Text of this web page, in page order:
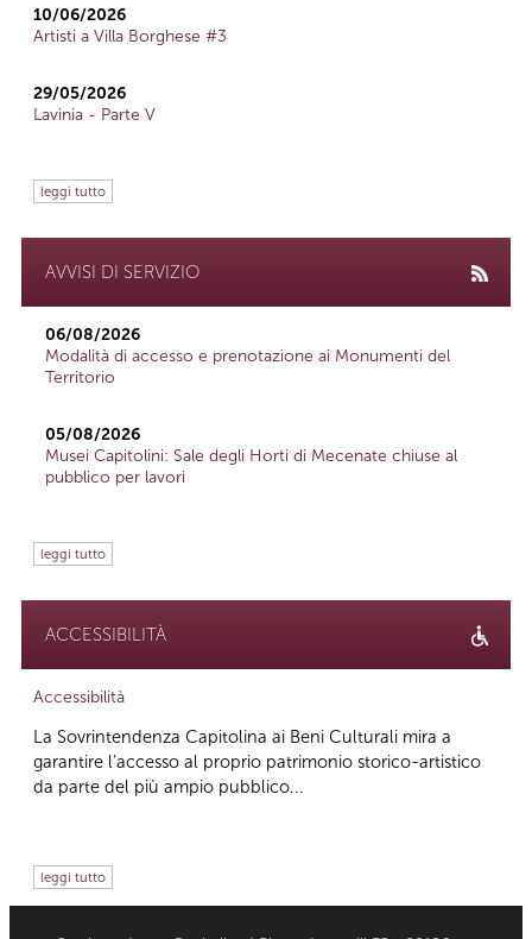
10/06/2026
Artisti a Villa Borghese #3
29/05/2026
Lavinia - Parte V
leggi tutto
AVVISI DI SERVIZIO
06/08/2026
Modalità di accesso e prenotazione ai Monumenti del
Territorio
05/08/2026
Musei Capitolini: Sale degli Horti di Mecenate chiuse al
pubblico per lavori
leggi tutto
ACCESSIBILITÀ
Accessibilità
La Sovrintendenza Capitolina ai Beni Culturali mira a
garantire l’accesso al proprio patrimonio storico-artistico
da parte del più ampio pubblico...
leggi tutto